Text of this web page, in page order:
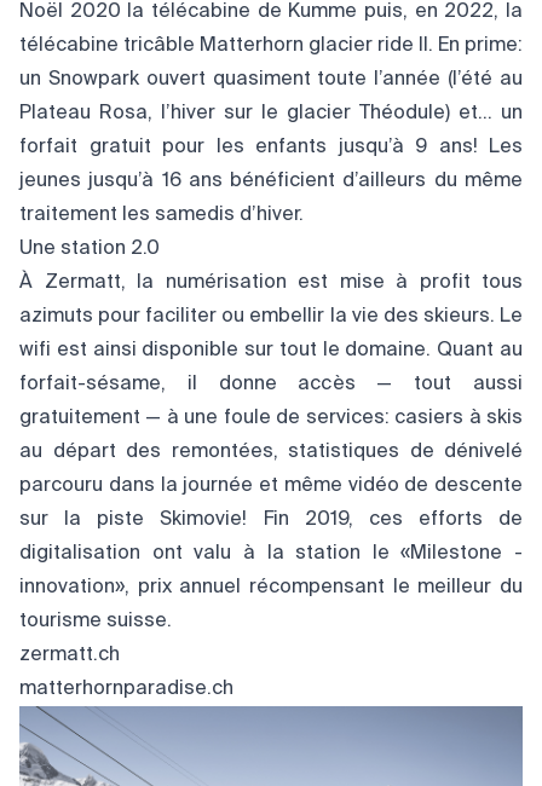
Noël 2020 la télécabine de Kumme puis, en 2022, la
télécabine tricâble Matterhorn glacier ride II. En prime:
un Snowpark ouvert quasiment toute l’année (l’été au
Plateau Rosa, l’hiver sur le glacier Théodule) et… un
forfait gratuit pour les enfants jusqu’à 9 ans! Les
jeunes jusqu’à 16 ans bénéficient d’ailleurs du même
traitement les samedis d’hiver.
Une station 2.0
À Zermatt, la numérisation est mise à profit tous
azimuts pour faciliter ou embellir la vie des skieurs. Le
wifi est ainsi disponible sur tout le domaine. Quant au
forfait-sésame, il donne accès — tout aussi
gratuitement — à une foule de services: casiers à skis
au départ des remontées, statistiques de dénivelé
parcouru dans la journée et même vidéo de descente
sur la piste Skimovie! Fin 2019, ces efforts de
digitalisation ont valu à la station le «Milestone -
innovation», prix annuel récompensant le meilleur du
tourisme suisse.
zermatt.ch
matterhornparadise.ch